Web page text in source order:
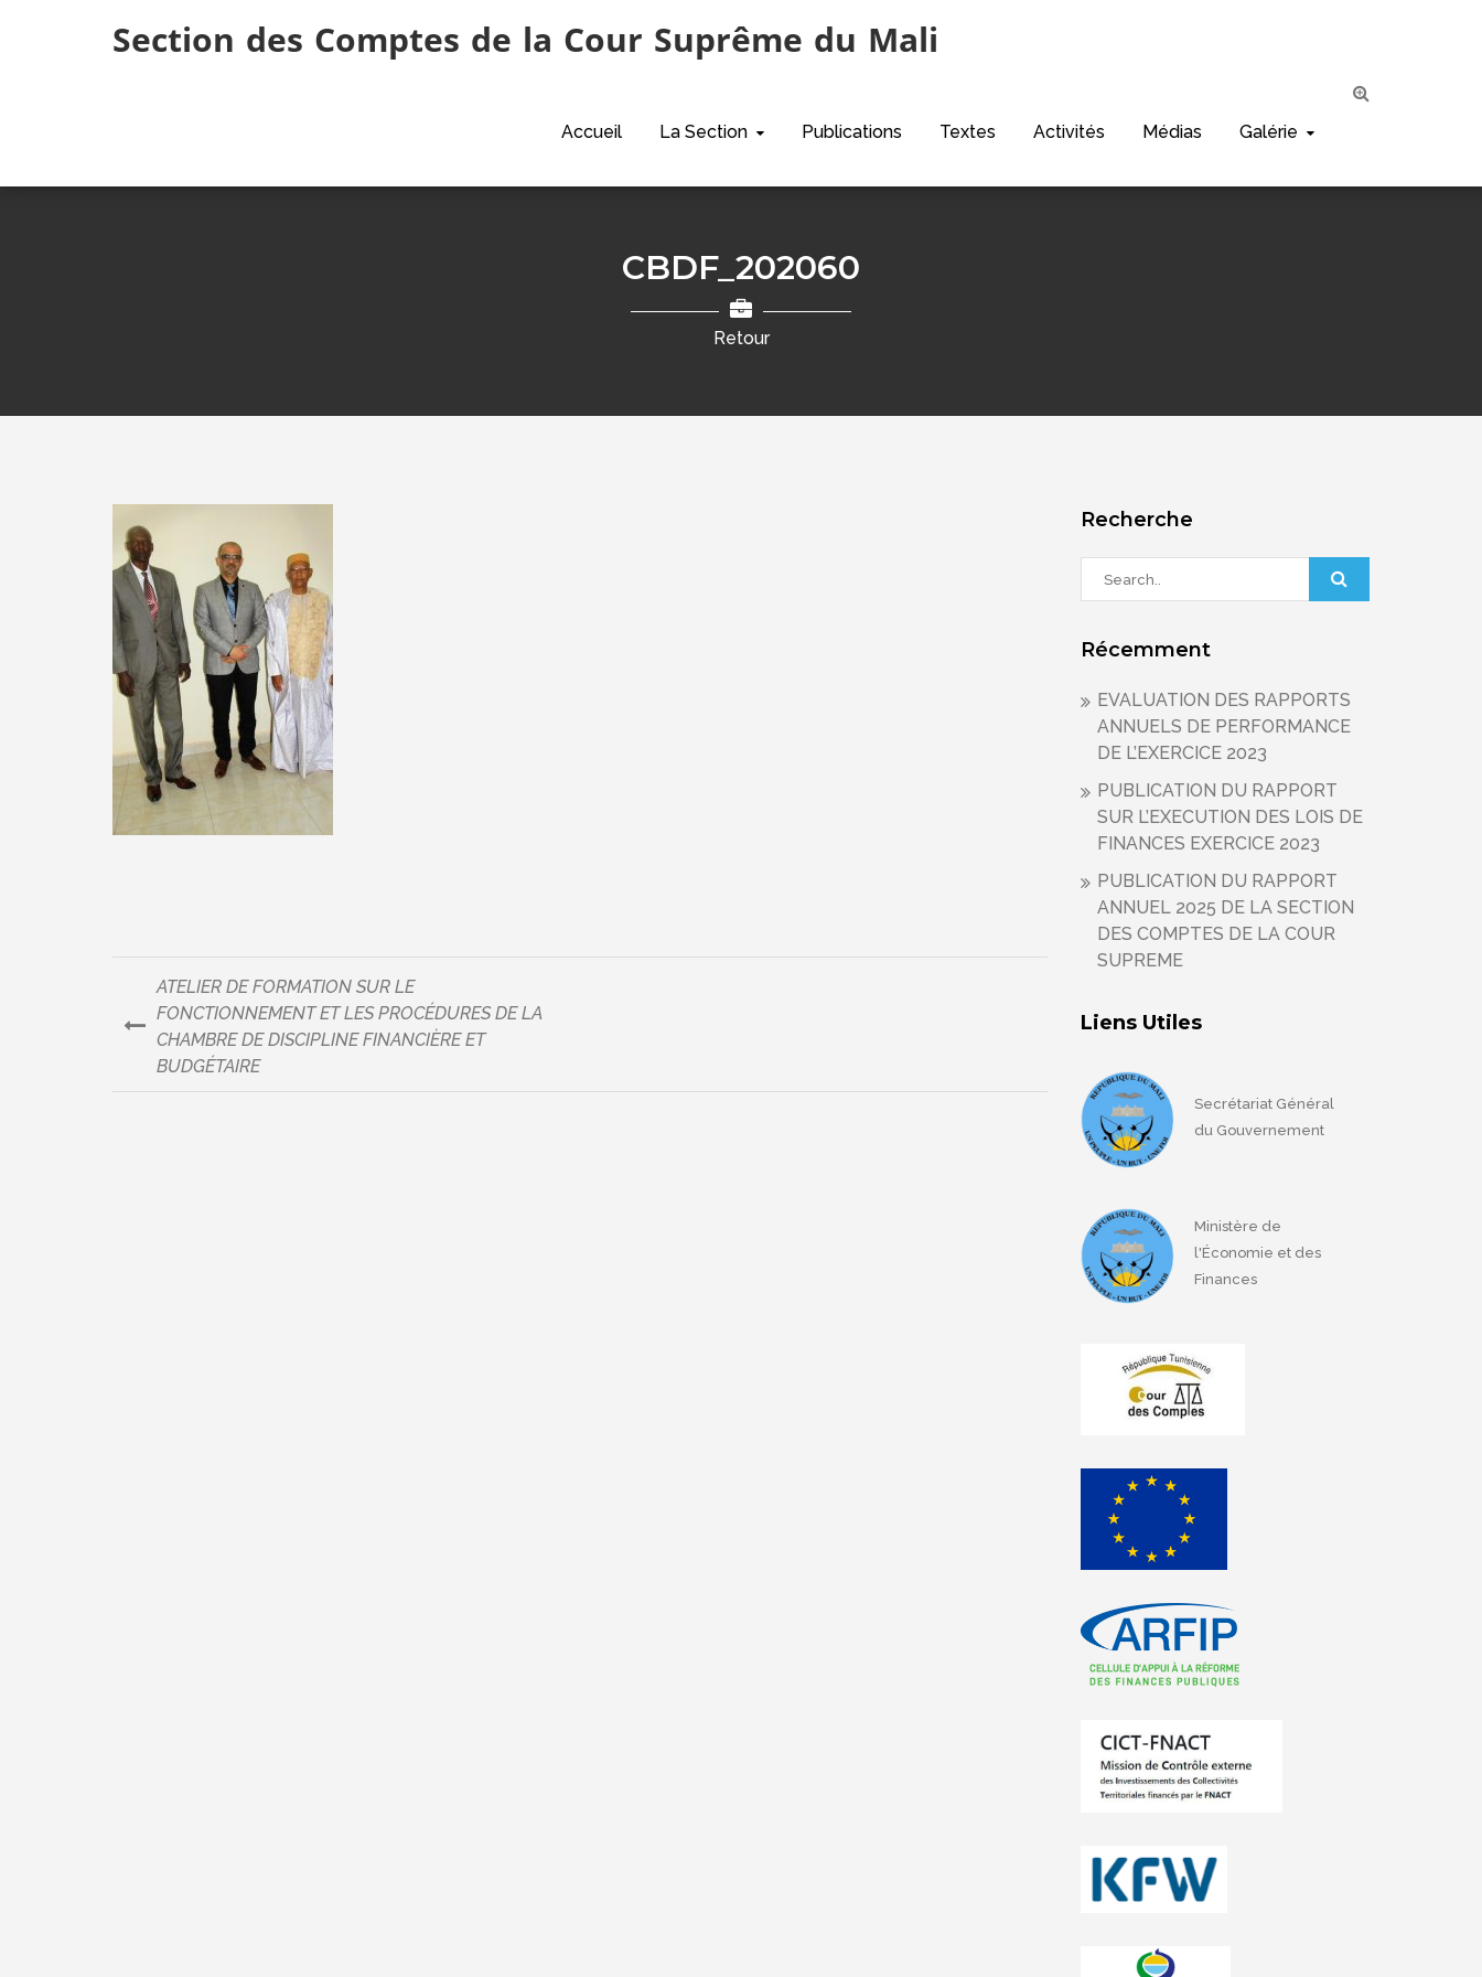
Section des Comptes de la Cour Suprême du Mali
Accueil La Section Publications Textes Activités Médias Galérie
CBDF_202060
Retour
Navigation
l’article
ATELIER DE FORMATION SUR LE
FONCTIONNEMENT ET LES PROCÉDURES DE LA
CHAMBRE DE DISCIPLINE FINANCIÈRE ET
BUDGÉTAIRE
Recherche
Récemment
EVALUATION DES RAPPORTS
ANNUELS DE PERFORMANCE
DE L’EXERCICE 2023
PUBLICATION DU RAPPORT
SUR L’EXECUTION DES LOIS DE
FINANCES EXERCICE 2023
PUBLICATION DU RAPPORT
ANNUEL 2025 DE LA SECTION
DES COMPTES DE LA COUR
SUPREME
Liens Utiles
Secrétariat Général
du Gouvernement
Ministère de
l'Économie et des
Finances